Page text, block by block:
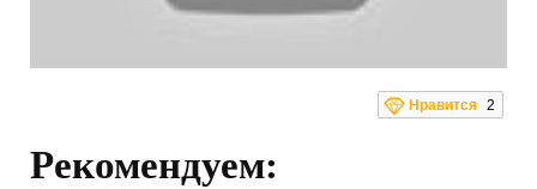
Нравится 2
Рекомендуем: